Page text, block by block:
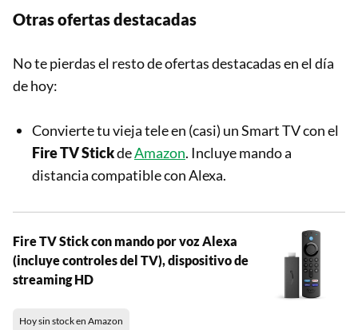
Otras ofertas destacadas
No te pierdas el resto de ofertas destacadas en el día
de hoy:
Convierte tu vieja tele en (casi) un Smart TV con el
Fire TV StickdeAmazon. Incluye mando a
distancia compatible con Alexa.
Fire TV Stick con mando por voz Alexa
(incluye controles del TV), dispositivo de
streaming HD
Hoy sin stock en Amazon